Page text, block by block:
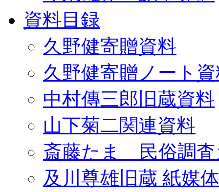
資料目録
久野健寄贈資料
久野健寄贈ノート
中村傳三郎旧蔵資料
山下菊二関連資料
斎藤たま 民俗調査
及川尊雄旧蔵 紙媒